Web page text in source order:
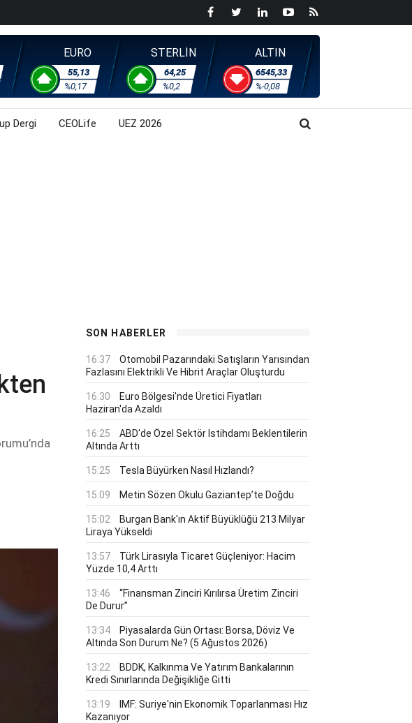
2026)
EURO
55,13
%0,17
STERLİN
64,25
%0,2
ALTIN
6545,33
%-0,08
Dergi CEOLife UEZ 2026
SON HABERLER
16:37
Otomobil Pazarındaki Satışların Yarısından
Fazlasını Elektrikli Ve Hibrit Araçlar Oluşturdu
16:30
Euro Bölgesi'nde Üretici Fiyatları
Haziran'da Azaldı
16:25
ABD'de Özel Sektör Istihdamı Beklentilerin
Altında Arttı
15:25 Tesla Büyürken Nasıl Hızlandı?
15:09 Metin Sözen Okulu Gaziantep’te Doğdu
15:02
Burgan Bank'ın Aktif Büyüklüğü 213 Milyar
Liraya Yükseldi
13:57
Türk Lirasıyla Ticaret Güçleniyor: Hacim
Yüzde 10,4 Arttı
13:46
“Finansman Zinciri Kırılırsa Üretim Zinciri
De Durur”
13:34
Piyasalarda Gün Ortası: Borsa, Döviz Ve
Altında Son Durum Ne? (5 Ağustos 2026)
13:22
BDDK, Kalkınma Ve Yatırım Bankalarının
Kredi Sınırlarında Değişikliğe Gitti
13:19
IMF: Suriye'nin Ekonomik Toparlanması Hız
Kazanıyor